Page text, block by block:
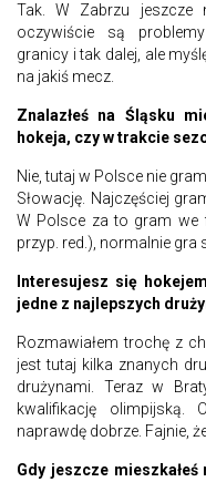
Tak. W Zabrzu jeszcze
oczywiście są
granicy i tak dalej, ale
na jakiś mecz.
Znalazłeś na Śląsku
hokeja, czy w trakcie
Nie, tutaj w Polsce nie
Słowację. Najczęściej
W Polsce za to gram we
przyp. red.), normalnie gra
Interesujesz się
jedne z najlepszych
Rozmawiałem trochę z
jest tutaj kilka znanych
drużynami. Teraz w
kwalifikację olimpijską.
naprawdę dobrze. Fajnie,
Gdy jeszcze mieszkałeś